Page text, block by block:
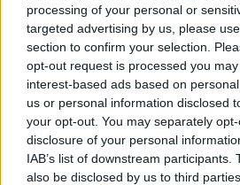
processing of your personal or
targeted advertising by us, please
section to confirm your selection.
opt-out request is processed you
interest-based ads based on
us or personal information disclosed
your opt-out. You may separately
disclosure of your personal
IAB’s list of downstream participants.
also be disclosed by us to third